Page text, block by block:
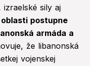
izraelské sily aj
postupne
armáda a
že libanonská
vojenskej